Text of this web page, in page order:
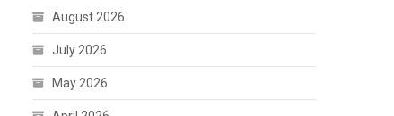
August 2026
July 2026
May 2026